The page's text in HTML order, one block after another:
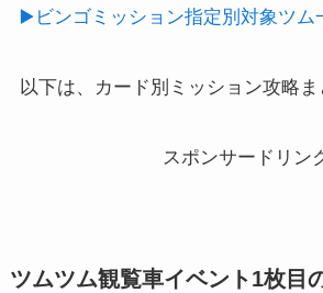
▶️ビンゴミッション指定別対象ツム
以下は、カード別ミッション攻略ま
スポンサードリン
ツムツム観覧車イベント1枚目